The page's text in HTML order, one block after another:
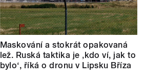
Maskování a stokrát opakovaná
lež. Ruská taktika je ‚kdo ví, jak to
bylo‘, říká o dronu v Lipsku Bříza